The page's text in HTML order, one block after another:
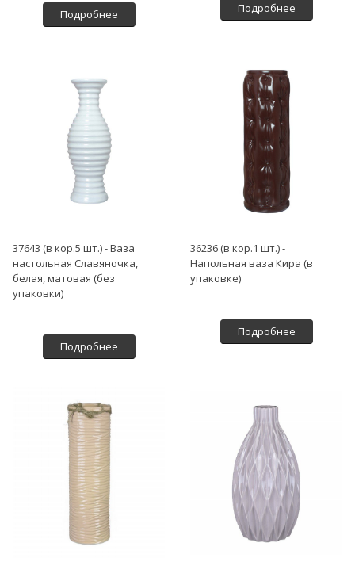
Подробнее Подробнее
37643 (в кор.5 шт.) - Ваза
настольная Славяночка,
белая, матовая (без
упаковки)
Подробнее
36236 (в кор.1 шт.) -
Напольная ваза Кира (в
упаковке)
Подробнее